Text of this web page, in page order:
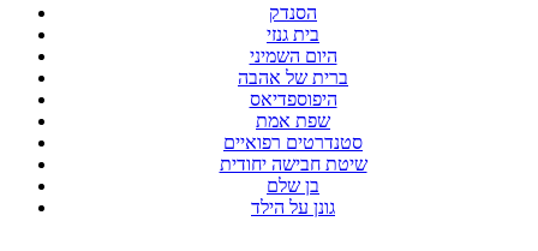
הסנדק
בית גנזי
היום השמיני
ברית של אהבה
היפוספדיאס
שפת אמת
סטנדרטים רפואיים
שיטת חבישה יחודית
בן שלם
גונן על הילד